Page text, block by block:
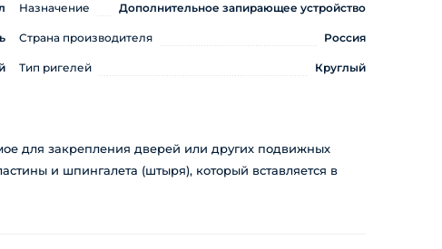
Назначение Дополнительное запирающее устройство
Страна производителя Россия
Тип ригелей Круглый
для закрепления дверей или других подвижных
и шпингалета (штыря), который вставляется в